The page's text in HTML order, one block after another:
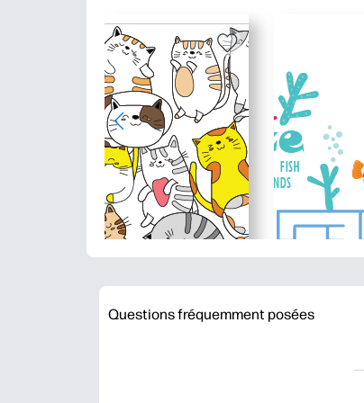
Questions fréquemment posées